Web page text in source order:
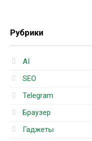
Рубрики
AI
SEO
Telegram
Браузер
Гаджеты